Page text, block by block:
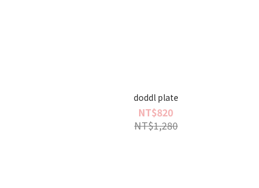
doddl plate
NT$820
NT$1,280